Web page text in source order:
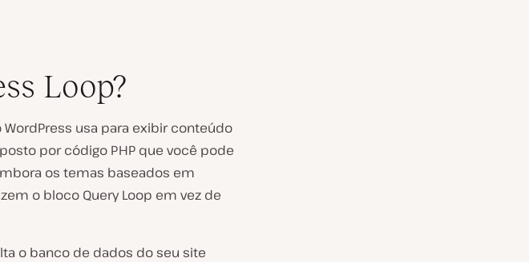
Loop?
usa para exibir conteúdo
por código PHP que você pode
os temas baseados em
o bloco Query Loop em vez de
o banco de dados do seu site